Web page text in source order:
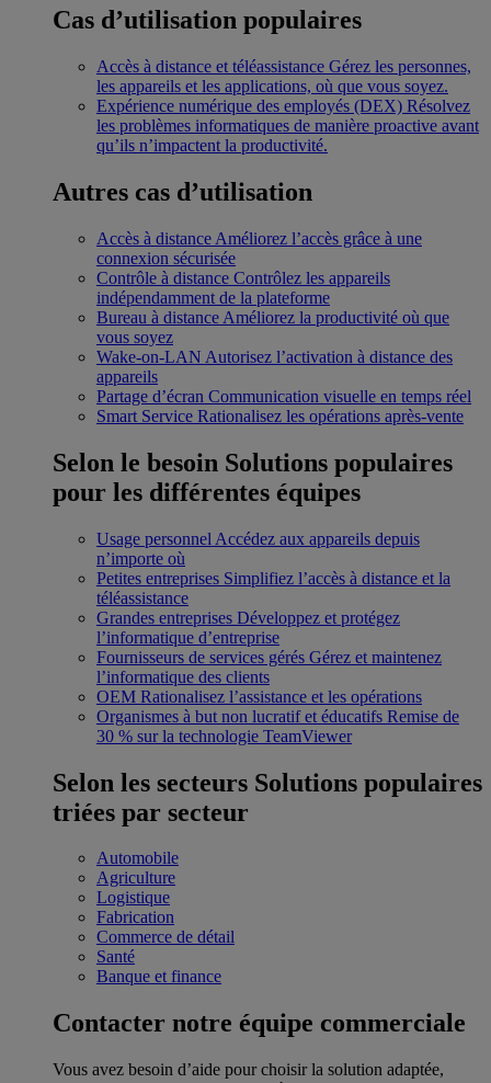
Cas d’utilisation populaires
Accès à distance et téléassistance Gérez les personnes,
les appareils et les applications, où que vous soyez.
Expérience numérique des employés (DEX) Résolvez
les problèmes informatiques de manière proactive avant
qu’ils n’impactent la productivité.
Autres cas d’utilisation
Accès à distance Améliorez l’accès grâce à une
connexion sécurisée
Contrôle à distance Contrôlez les appareils
indépendamment de la plateforme
Bureau à distance Améliorez la productivité où que
vous soyez
Wake-on-LAN Autorisez l’activation à distance des
appareils
Partage d’écran Communication visuelle en temps réel
Smart Service Rationalisez les opérations après-vente
Selon le besoin Solutions populaires
pour les différentes équipes
Usage personnel Accédez aux appareils depuis
n’importe où
Petites entreprises Simplifiez l’accès à distance et la
téléassistance
Grandes entreprises Développez et protégez
l’informatique d’entreprise
Fournisseurs de services gérés Gérez et maintenez
l’informatique des clients
OEM Rationalisez l’assistance et les opérations
Organismes à but non lucratif et éducatifs Remise de
30 % sur la technologie TeamViewer
Selon les secteurs Solutions populaires
triées par secteur
Automobile
Agriculture
Logistique
Fabrication
Commerce de détail
Santé
Banque et finance
Contacter notre équipe commerciale
Vous avez besoin d’aide pour choisir la solution adaptée,